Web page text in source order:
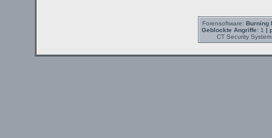
Forensoftware: Burning
Geblockte Angriffe:1 |
CT Security